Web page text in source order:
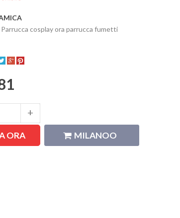
cosplay ora parrucca fumetti
ORA MILANOO